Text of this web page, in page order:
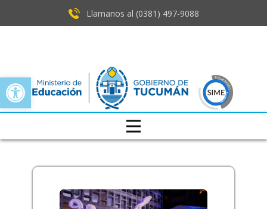
Open toolbar
Llamanos al (0381) ​497-9088